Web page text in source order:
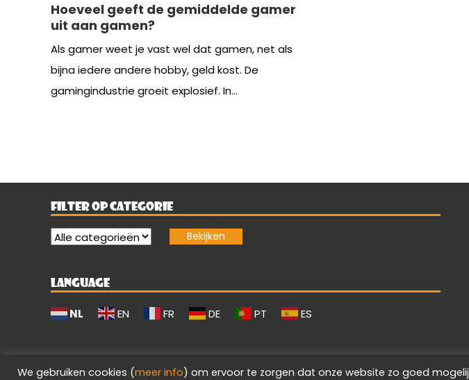
Hoeveel geeft de gemiddelde gamer
uit aan gamen?
Als gamer weet je vast wel dat gamen, net als
bijna iedere andere hobby, geld kost. De
gamingindustrie groeit explosief. In...
FILTER OP CATEGORIE
LANGUAGE
NL EN FR DE PT ES
We gebruiken cookies (meer info) om ervoor te zorgen dat onze website zo goed